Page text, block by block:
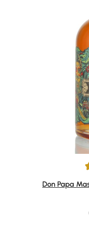
Durchschnittliche
Don Papa